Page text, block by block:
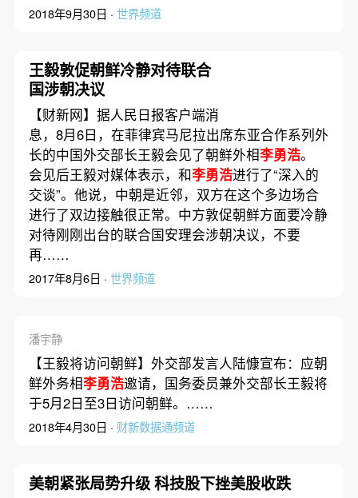
2018年9月30日 · 世界频道
王毅敦促朝鲜冷静对待联合
国涉朝决议
【财新网】据人民日报客户端消
息，8月6日，在菲律宾马尼拉出席东亚合作系列外
长的中国外交部长王毅会见了朝鲜外相李勇浩。
会见后王毅对媒体表示，和李勇浩进行了“深入的
交谈”。他说，中朝是近邻，双方在这个多边场合
进行了双边接触很正常。中方敦促朝鲜方面要冷静
对待刚刚出台的联合国安理会涉朝决议，不要
再……
2017年8月6日 · 世界频道
潘宇静
【王毅将访问朝鲜】外交部发言人陆慷宣布：应朝
鲜外务相李勇浩邀请，国务委员兼外交部长王毅将
于5月2日至3日访问朝鲜。……
2018年4月30日 · 财新数据通频道
美朝紧张局势升级 科技股下挫美股收跌